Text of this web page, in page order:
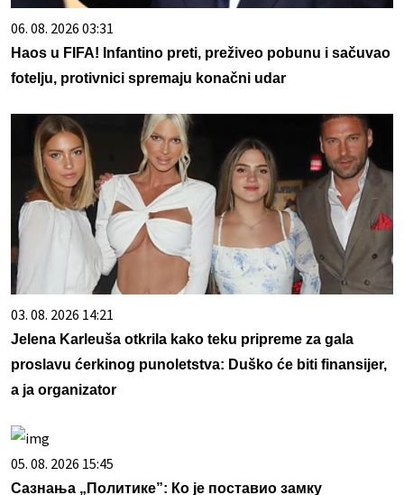
06. 08. 2026 03:31
Haos u FIFA! Infantino preti, preživeo pobunu i sačuvao
fotelju, protivnici spremaju konačni udar
03. 08. 2026 14:21
Jelena Karleuša otkrila kako teku pripreme za gala
proslavu ćerkinog punoletstva: Duško će biti finansijer,
a ja organizator
05. 08. 2026 15:45
Сазнања „Политике”: Ко је поставио замку